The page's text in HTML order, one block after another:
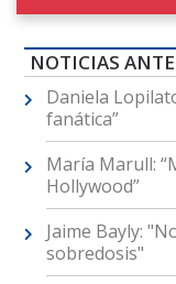
NOTICIAS
Daniela
fanática”
María Marull:
Hollywood”
Jaime Bayly:
sobredosis"